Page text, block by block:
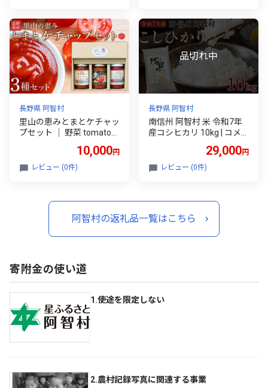
長野県 阿智村
里山の恵みとまとケチャッ
プセット ｜ 野菜 tomato
トマト やさい ケチャップ
調味料 料理 オムライス チ
キンライス 煮物
10,000円
レビュー (0件)
長野県 阿智村
南信州 阿智村 米 令和7年
産コシヒカリ 10kg | コメ
お米 令和7年 白米 精米 長
野 南信州 ふるさと納税 コ
シヒカリ 阿智村 人気 おす
29,000円
レビュー (0件)
阿智村の返礼品一覧はこちら
寄附金の使い道
1.使途を限定しない
2.農村記録写真に関連する事業